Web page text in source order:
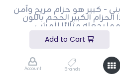
Brands
Account
- كبير هو حزام مريح وآمن
الكبير الحجم باللون
يجعله مثاليًا للمشي
والخلع، مما يوفر
هذا المنتج مثالي لأصحاب
موثوق ومريح لحيواناتهم